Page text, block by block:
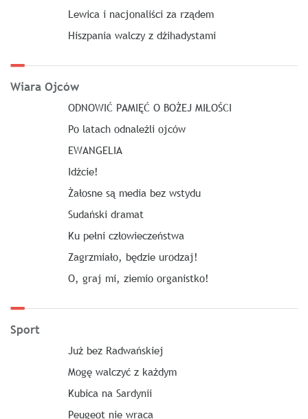
Lewica i nacjonaliści za rządem
Hiszpania walczy z dżihadystami
Wiara Ojców
ODNOWIĆ PAMIĘĆ O BOŻEJ MIŁOŚCI
Po latach odnaleźli ojców
EWANGELIA
Idźcie!
Żałosne są media bez wstydu
Sudański dramat
Ku pełni człowieczeństwa
Zagrzmiało, będzie urodzaj!
O, graj mi, ziemio organistko!
Sport
Już bez Radwańskiej
Mogę walczyć z każdym
Kubica na Sardynii
Peugeot nie wraca